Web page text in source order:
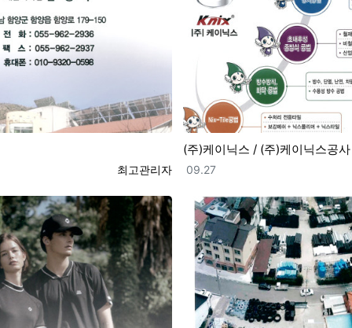
등록자
최고관리자
(주)케이닉스 / (주)케이닉스공사
등록일
09.27